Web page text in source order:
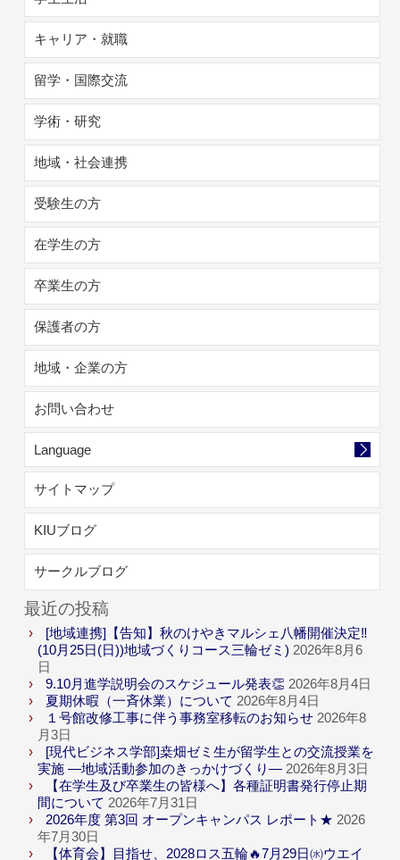
キャリア・就職
留学・国際交流
学術・研究
地域・社会連携
受験生の方
在学生の方
卒業生の方
保護者の方
地域・企業の方
お問い合わせ
Language
サイトマップ
KIUブログ
サークルブログ
最近の投稿
[地域連携]【告知】秋のけやきマルシェ八幡開催決定‼
(10月25日(日))地域づくりコース三輪ゼミ) 2026年8月6
日
9.10月進学説明会のスケジュール発表👏 2026年8月4日
夏期休暇（一斉休業）について 2026年8月4日
１号館改修工事に伴う事務室移転のお知らせ 2026年8
月3日
[現代ビジネス学部]桒畑ゼミ生が留学生との交流授業を
実施 ―地域活動参加のきっかけづくり― 2026年8月3日
【在学生及び卒業生の皆様へ】各種証明書発行停止期
間について 2026年7月31日
2026年度 第3回 オープンキャンパス レポート★ 2026
年7月30日
【体育会】目指せ、2028ロス五輪🔥7月29日㈬ウエイ